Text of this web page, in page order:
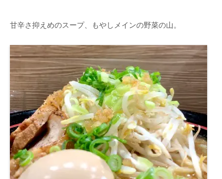
甘辛さ抑えめのスープ、もやしメインの野菜の山。